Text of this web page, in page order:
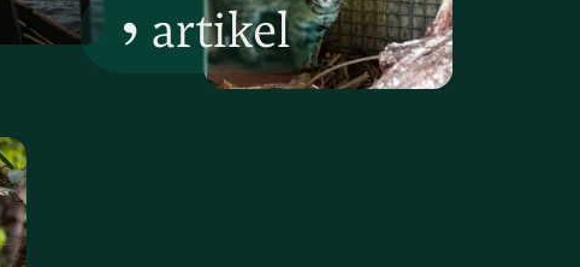
artikel